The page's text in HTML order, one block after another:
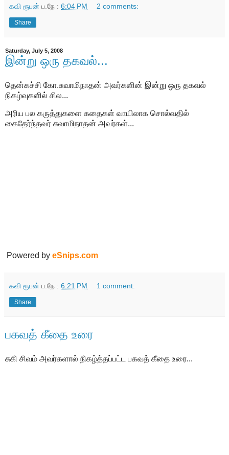
கவி ரூபன் ப.நே : 6:04 PM 2 comments:
Share
Saturday, July 5, 2008
இன்று ஒரு தகவல்...
தென்கச்சி கோ.சுவாமிநாதன் அவர்களின் இன்று ஒரு தகவல்
நிகழ்வுகளில் சில...
அரிய பல கருத்துகளை கதைகள் வாயிலாக சொல்வதில்
கைதேர்ந்தவர் சுவாமிநாதன் அவர்கள்...
Powered by eSnips.com
கவி ரூபன் ப.நே : 6:21 PM 1 comment:
Share
பகவத் கீதை உரை
சுகி சிவம் அவர்களால் நிகழ்த்தப்பட்ட பகவத் கீதை உரை...